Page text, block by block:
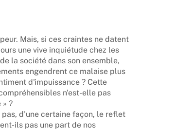
Mais, si ces craintes ne datent
une vive inquiétude chez les
la société dans son ensemble,
engendrent ce malaise plus
d'impuissance ? Cette
n'est-elle pas
?
d'une certaine façon, le reflet
ils pas une part de nos